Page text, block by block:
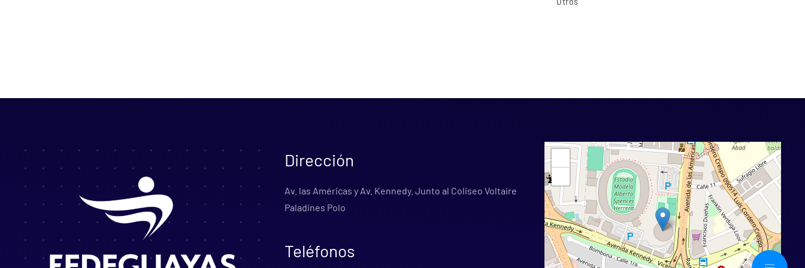
Dirección
Av. las Américas y Av. Kennedy. Junto al Coliseo Voltaire
Paladines Polo
Teléfonos